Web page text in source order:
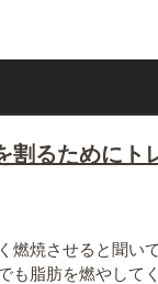
割るためにト
燃焼させると聞い
も脂肪を燃やして